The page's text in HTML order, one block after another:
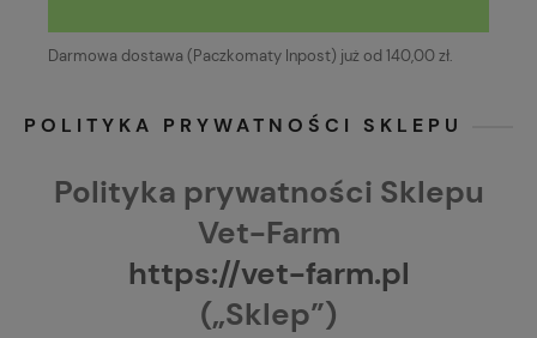
Darmowa dostawa (Paczkomaty Inpost) już od 140,00 zł.
POLITYKA PRYWATNOŚCI SKLEPU
Polityka prywatności Sklepu
Vet-Farm
https://vet-farm.pl
(„Sklep”)